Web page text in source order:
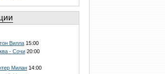
Вилла 15:00
- Сочи 20:00
Милан 14:00